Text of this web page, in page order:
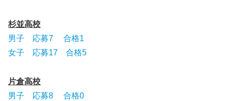
杉並高校
男子 応募7 合格1
女子 応募17 合格5
片倉高校
男子 応募8 合格0